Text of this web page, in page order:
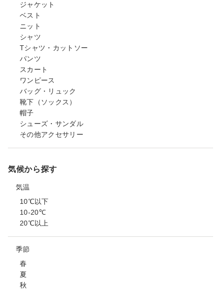
ジャケット
ベスト
ニット
シャツ
Tシャツ・カットソー
パンツ
スカート
ワンピース
バッグ・リュック
靴下（ソックス）
帽子
シューズ・サンダル
その他アクセサリー
気候から探す
気温
10℃以下
10-20℃
20℃以上
季節
春
夏
秋